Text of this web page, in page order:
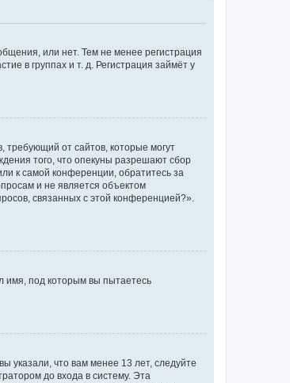
или нет. Тем не менее регистрация
в группах и т. д. Регистрация займёт у
требующий от сайтов, которые могут
того, что опекуны разрешают сбор
к самой конференции, обратитесь за
и не является объектом
связанных с этой конференцией?».
имя, под которым вы пытаетесь
указали, что вам менее 13 лет, следуйте
до входа в систему. Эта